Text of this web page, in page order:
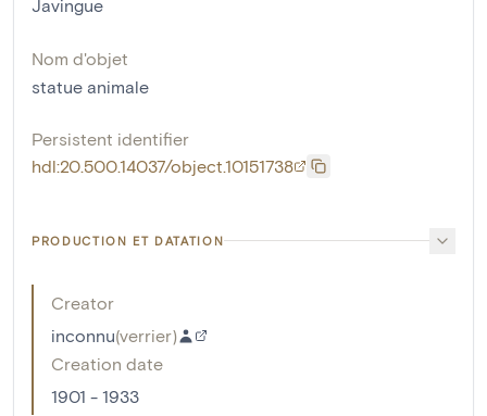
Javingue
Nom d'objet
statue animale
Persistent identifier
hdl:20.500.14037/object.10151738
PRODUCTION ET DATATION
Creator
inconnu(verrier)
Creation date
1901 - 1933